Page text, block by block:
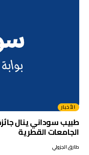
الأخبار
طبيب سوداني ينال
الجامعات القطرية
طارق الجزولي